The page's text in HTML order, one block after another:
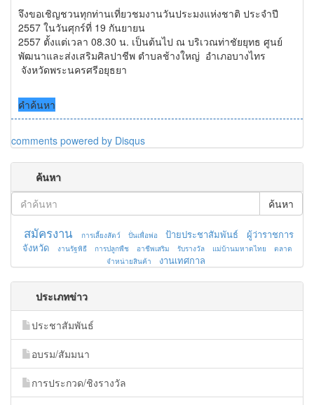
จึงขอเชิญชวนทุกท่านเที่ยวชมงานวันประมงแห่งชาติ ประจำปี
2557 ในวันศุกร์ที่ 19 กันยายน
2557 ตั้งแต่เวลา 08.30 น. เป็นต้นไป ณ บริเวณท่าชัยยุทธ ศูนย์
พัฒนาและส่งเสริมศิลปาชีพ ตำบลช้างใหญ่ อำเภอบางไทร
จังหวัดพระนครศรีอยุธยา
คำค้นหา
comments powered by Disqus
ค้นหา
ค้นหา
สมัครงาน การเลี้ยงสัตว์ ปั่นเพื่อพ่อ ป้ายประชาสัมพันธ์
ผู้ว่าราชการ
จังหวัด
งานรัฐพิธี การปลูกพืช อาชีพเสริม รับรางวัล แม่บ้านมหาดไทย
ตลาด
จำหน่ายสินค้า
งานเทศกาล
ประเภทข่าว
ประชาสัมพันธ์
อบรม/สัมมนา
การประกวด/ชิงรางวัล